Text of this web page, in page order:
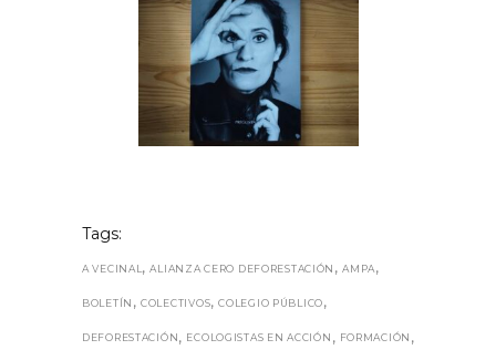
Tags:
A VECINAL ,ALIANZA CERO DEFORESTACIÓN ,AMPA,
BOLETÍN ,COLECTIVOS,COLEGIO PÚBLICO,
DEFORESTACIÓN, ECOLOGISTAS EN ACCIÓN , FORMACIÓN ,